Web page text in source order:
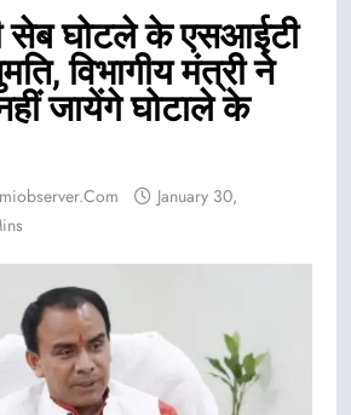
सेब घोटले के एसआईटी
विभागीय मंत्री ने
जायेंगे घोटाले के
January 30,